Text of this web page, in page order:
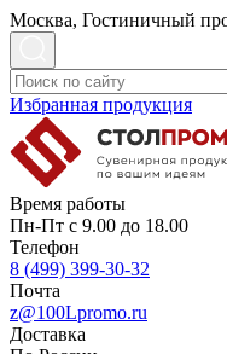
Москва, Гостиничный
Избранная продукция
Время работы
Пн-Пт с 9.00 до 18.00
Телефон
8 (499) 399-30-32
Почта
z@100Lpromo.ru
Доставка